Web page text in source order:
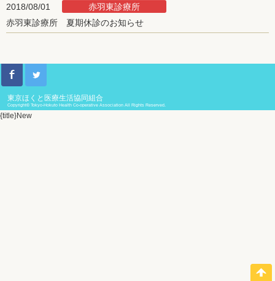
2018/08/01
赤羽東診療所
赤羽東診療所 夏期休診のお知らせ
東京ほくと医療生活協同組合
Copyright© Tokyo-Hokuto Health Co-operative Association All Rights Reserved.
{title}New